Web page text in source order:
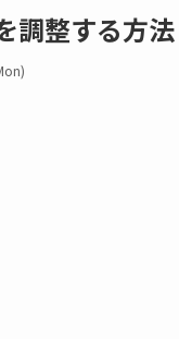
調整する方法